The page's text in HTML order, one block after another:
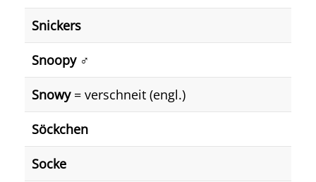
Snickers
Snoopy ♂️
Snowy= verschneit (engl.)
Söckchen
Socke